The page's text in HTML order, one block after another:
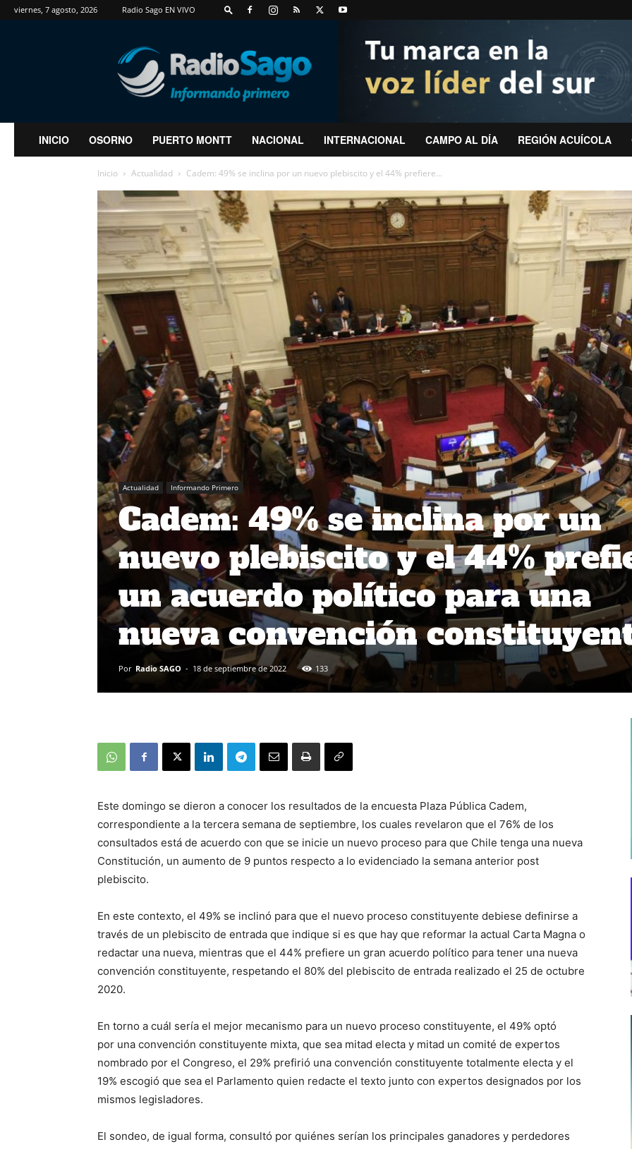
viernes, 7 agosto, 2026 Radio Sago EN VIVO
RadioSago
INICIO OSORNO PUERTO MONTT NACIONAL INTERNACIONAL CAMPO AL DÍA REGIÓN ACUÍCOLA
Inicio Actualidad Cadem: 49% se inclina por un nuevo plebiscito y el 44% prefiere...
Actualidad Informando Primero
Cadem: 49% se inclina por un
nuevo plebiscito y el 44%
un acuerdo político para una
nueva convención
Por Radio SAGO - 18 de septiembre de 2022 133
Este domingo se dieron a conocer los resultados de la encuesta Plaza Pública Cadem,
correspondiente a la tercera semana de septiembre, los cuales revelaron que el 76% de los
consultados está de acuerdo con que se inicie un nuevo proceso para que Chile tenga una nueva
Constitución, un aumento de 9 puntos respecto a lo evidenciado la semana anterior post
plebiscito.
En este contexto, el 49% se inclinó para que el nuevo proceso constituyente debiese definirse a
través de un plebiscito de entrada que indique si es que hay que reformar la actual Carta Magna o
redactar una nueva, mientras que el 44% prefiere un gran acuerdo político para tener una nueva
convención constituyente, respetando el 80% del plebiscito de entrada realizado el 25 de octubre
2020.
En torno a cuál sería el mejor mecanismo para un nuevo proceso constituyente, el 49% optó
por una convención constituyente mixta, que sea mitad electa y mitad un comité de expertos
nombrado por el Congreso, el 29% prefirió una convención constituyente totalmente electa y el
19% escogió que sea el Parlamento quien redacte el texto junto con expertos designados por los
mismos legisladores.
El sondeo, de igual forma, consultó por quiénes serían los principales ganadores y perdedores